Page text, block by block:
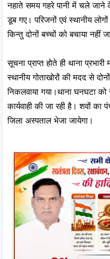
नहाते समय गहरे पानी में चले
डूब गए। परिजनों एवं स्थानीय लोगों
किन्तु दोनों बच्चों को बचाया नहीं
सूचना प्राप्त होते ही थाना
स्थानीय गोताखोरों की मदद से
निकलवाया गया।थाना घनघटा
कार्यवाही की जा रही है। शवों का
जिला अस्पताल भेजा जायेगा।